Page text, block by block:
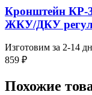
Кронштейн КР-
ЖКУ/ДКУ
Изготовим за 2-14
859 ₽
Похожие